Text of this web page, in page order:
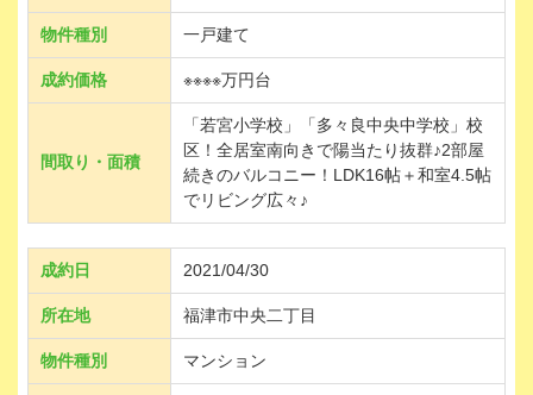
物件種別 一戸建て
成約価格 ※※※※万円台
間取り・面積
「若宮小学校」「多々良中央中学校」校
区！全居室南向きで陽当たり抜群♪2部屋
続きのバルコニー！LDK16帖＋和室4.5帖
でリビング広々♪
成約日 2021/04/30
所在地 福津市中央二丁目
物件種別 マンション